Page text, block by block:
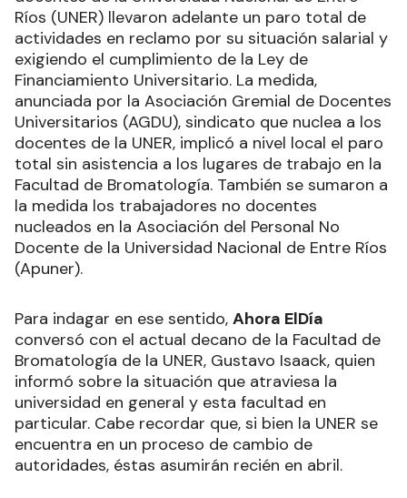
Ríos (UNER) llevaron adelante un paro total de
actividades en reclamo por su situación salarial y
exigiendo el cumplimiento de la Ley de
Financiamiento Universitario. La medida,
anunciada por la Asociación Gremial de Docentes
Universitarios (AGDU), sindicato que nuclea a los
docentes de la UNER, implicó a nivel local el paro
total sin asistencia a los lugares de trabajo en la
Facultad de Bromatología. También se sumaron a
la medida los trabajadores no docentes
nucleados en la Asociación del Personal No
Docente de la Universidad Nacional de Entre Ríos
(Apuner).
Para indagar en ese sentido, Ahora ElDía
conversó con el actual decano de la Facultad de
Bromatología de la UNER, Gustavo Isaack, quien
informó sobre la situación que atraviesa la
universidad en general y esta facultad en
particular. Cabe recordar que, si bien la UNER se
encuentra en un proceso de cambio de
autoridades, éstas asumirán recién en abril.